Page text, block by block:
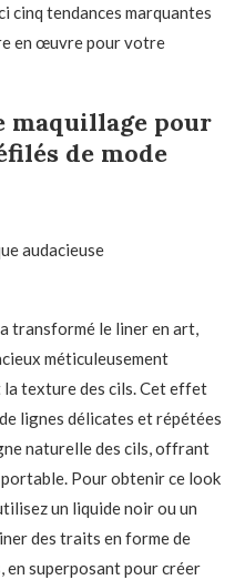
cinq tendances marquantes
en œuvre pour votre
maquillage pour
de mode
audacieuse
transformé le liner en art,
méticuleusement
texture des cils. Cet effet
lignes délicates et répétées
naturelle des cils, offrant
Pour obtenir ce look
un liquide noir ou un
des traits en forme de
en superposant pour créer